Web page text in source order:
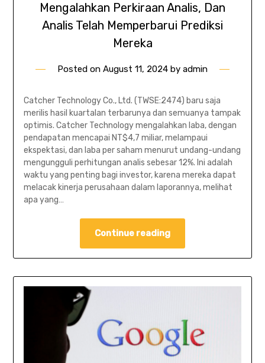
Mengalahkan Perkiraan Analis, Dan
Analis Telah Memperbarui Prediksi
Mereka
Posted on August 11, 2024 by admin
Catcher Technology Co., Ltd. (TWSE:2474) baru saja
merilis hasil kuartalan terbarunya dan semuanya tampak
optimis. Catcher Technology mengalahkan laba, dengan
pendapatan mencapai NT$4,7 miliar, melampaui
ekspektasi, dan laba per saham menurut undang-undang
mengungguli perhitungan analis sebesar 12%. Ini adalah
waktu yang penting bagi investor, karena mereka dapat
melacak kinerja perusahaan dalam laporannya, melihat
apa yang…
Continue reading